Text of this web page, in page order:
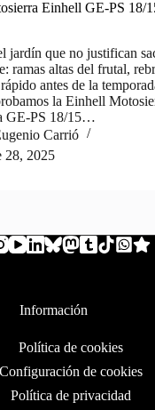
Einhell GE-PS 18/
jardín que no justifican
ramas altas del frutal,
antes de la
la Einhell
GE-PS 18/15…
Carrió
28, 2025
Información
Política de cookies
Configuración de cookies
Política de privacidad